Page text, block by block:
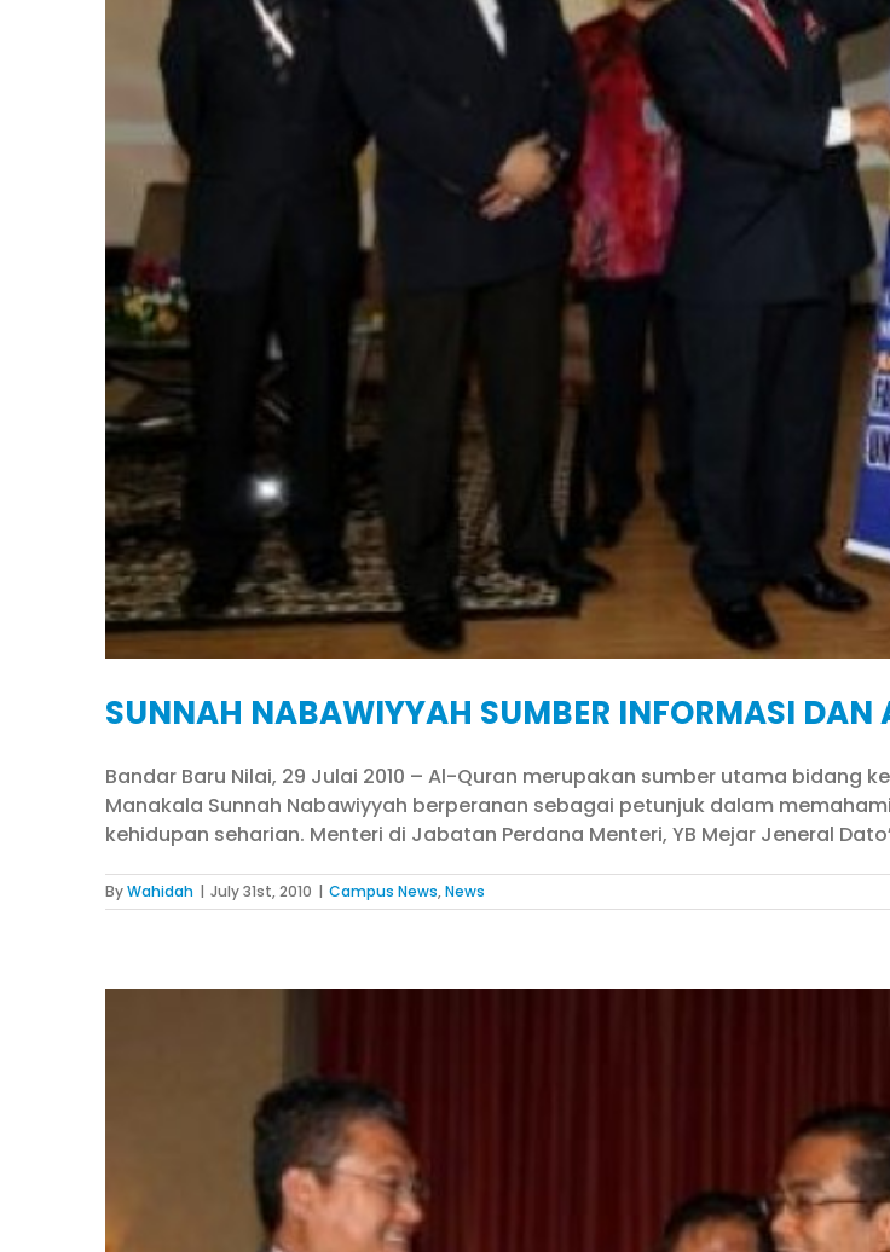
SUNNAH NABAWIYYAH SUMBER INFORMASI DAN
Bandar Baru Nilai, 29 Julai 2010 – Al-Quran merupakan sumber utama bidang
Manakala Sunnah Nabawiyyah berperanan sebagai petunjuk dalam
kehidupan seharian. Menteri di Jabatan Perdana Menteri, YB Mejar Jeneral
ByWahidah | July 31st, 2010 | Campus News,News